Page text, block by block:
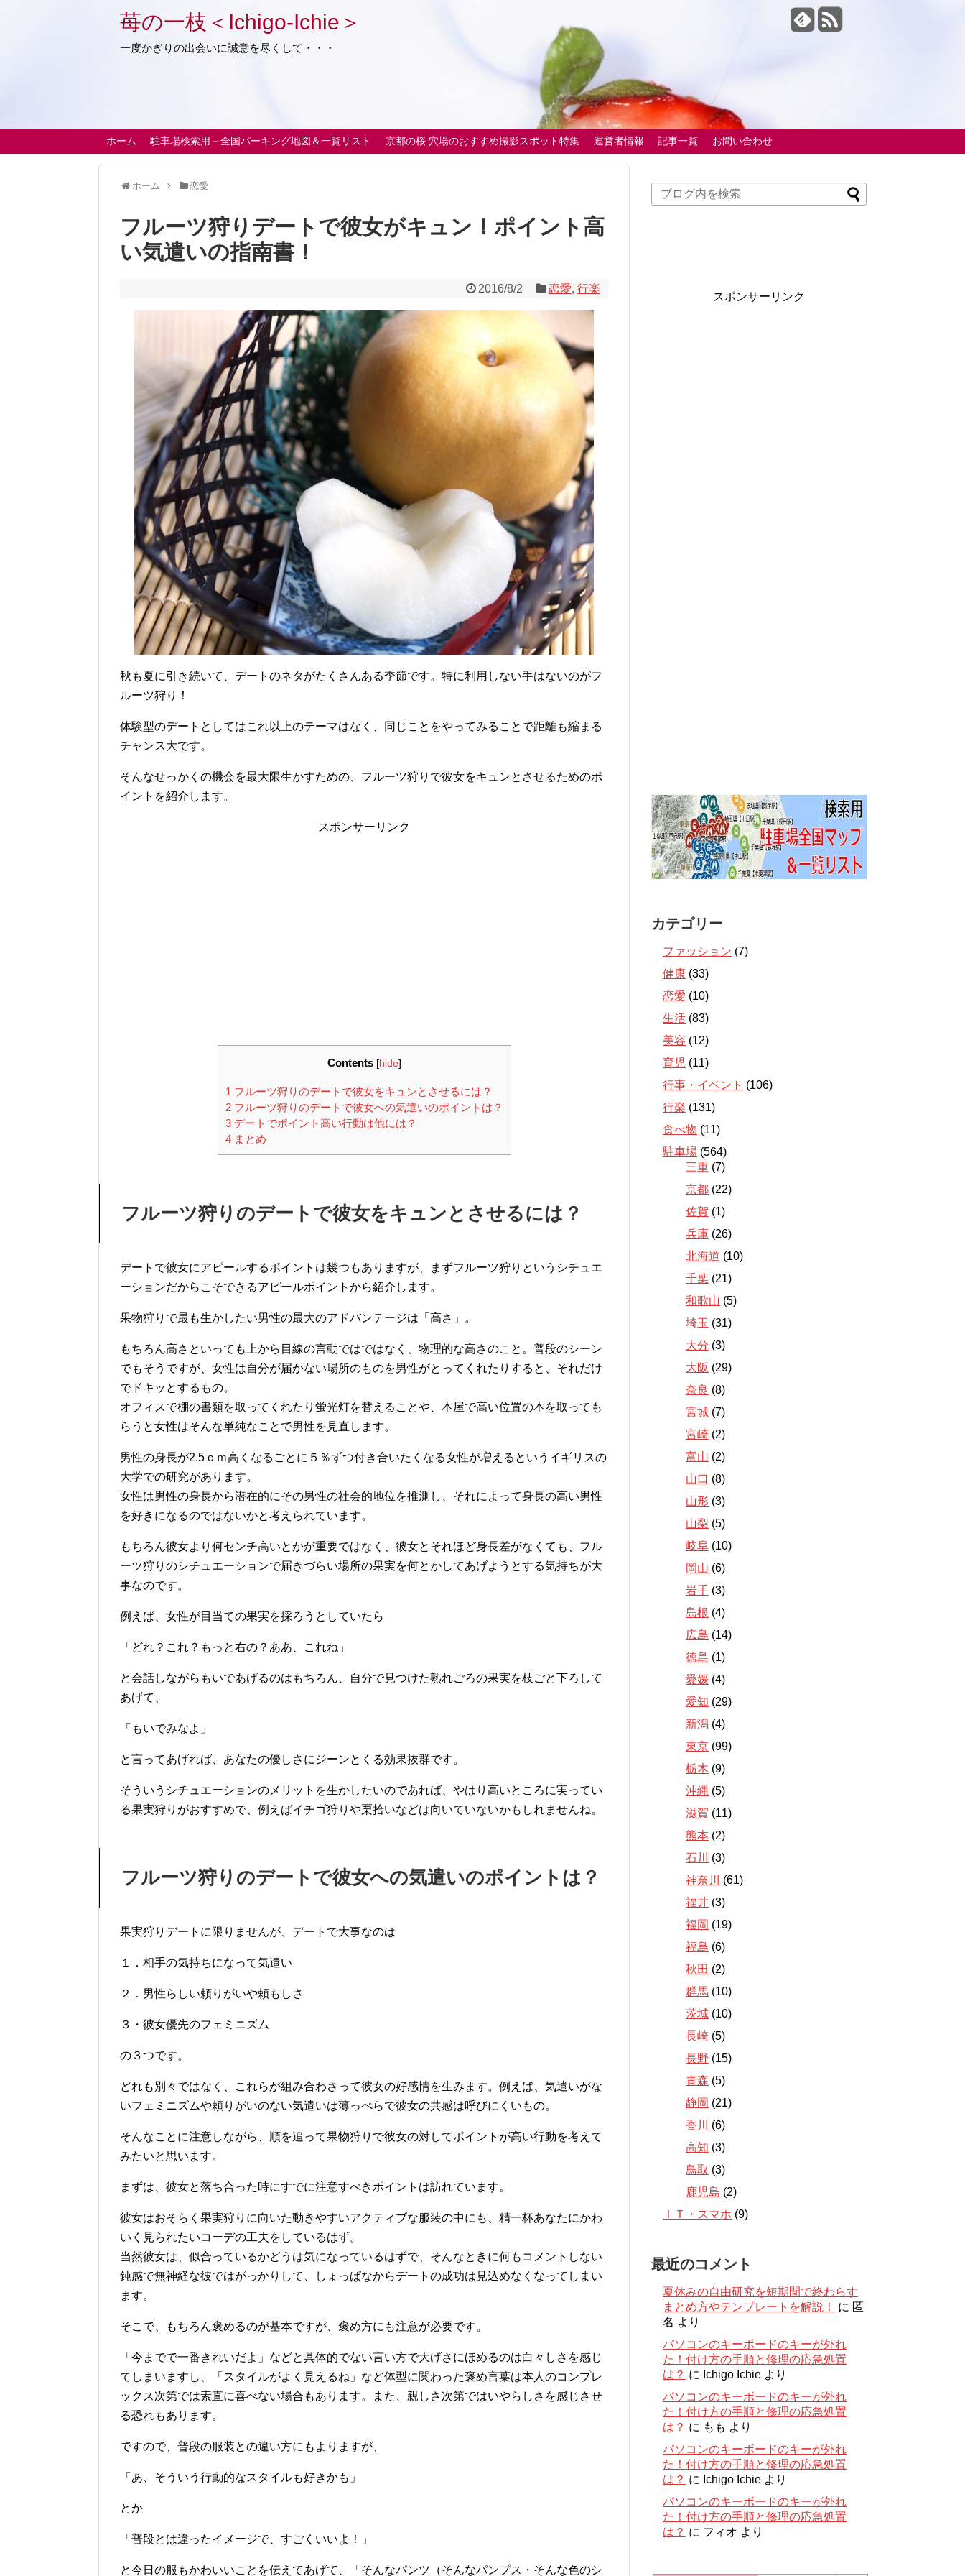
苺の一枝＜Ichigo-Ichie＞
一度かぎりの出会いに誠意を尽くして・・・
ホーム 駐車場検索用－全国パーキング地図＆一覧リスト 京都の桜 穴場のおすすめ撮影スポット特集 運営者情報 記事一覧 お問い合わせ
ホーム 恋愛
フルーツ狩りデートで彼女がキュン！ポイント高
い気遣いの指南書！
2016/8/2 恋愛, 行楽
秋も夏に引き続いて、デートのネタがたくさんある季節です。特に利用しない手はないのがフ
ルーツ狩り！
体験型のデートとしてはこれ以上のテーマはなく、同じことをやってみることで距離も縮まる
チャンス大です。
そんなせっかくの機会を最大限生かすための、フルーツ狩りで彼女をキュンとさせるためのポ
イントを紹介します。
スポンサーリンク
Contents [hide]
1 フルーツ狩りのデートで彼女をキュンとさせるには？
2フルーツ狩りのデートで彼女への気遣いのポイントは？
3デートでポイント高い行動は他には？
4まとめ
フルーツ狩りのデートで彼女をキュンとさせるには？
デートで彼女にアピールするポイントは幾つもありますが、まずフルーツ狩りというシチュエ
ーションだからこそできるアピールポイントから紹介します。
果物狩りで最も生かしたい男性の最大のアドバンテージは「高さ」。
もちろん高さといっても上から目線の言動ではではなく、物理的な高さのこと。普段のシーン
でもそうですが、女性は自分が届かない場所のものを男性がとってくれたりすると、それだけ
でドキッとするもの。
オフィスで棚の書類を取ってくれたり蛍光灯を替えることや、本屋で高い位置の本を取っても
らうと女性はそんな単純なことで男性を見直します。
男性の身長が2.5ｃｍ高くなるごとに５％ずつ付き合いたくなる女性が増えるというイギリスの
大学での研究があります。
女性は男性の身長から潜在的にその男性の社会的地位を推測し、それによって身長の高い男性
を好きになるのではないかと考えられています。
もちろん彼女より何センチ高いとかが重要ではなく、彼女とそれほど身長差がなくても、フル
ーツ狩りのシチュエーションで届きづらい場所の果実を何とかしてあげようとする気持ちが大
事なのです。
例えば、女性が目当ての果実を採ろうとしていたら
「どれ？これ？もっと右の？ああ、これね」
と会話しながらもいであげるのはもちろん、自分で見つけた熟れごろの果実を枝ごと下ろして
あげて、
「もいでみなよ」
と言ってあげれば、あなたの優しさにジーンとくる効果抜群です。
そういうシチュエーションのメリットを生かしたいのであれば、やはり高いところに実ってい
る果実狩りがおすすめで、例えばイチゴ狩りや栗拾いなどは向いていないかもしれませんね。
フルーツ狩りのデートで彼女への気遣いのポイントは？
果実狩りデートに限りませんが、デートで大事なのは
１．相手の気持ちになって気遣い
２．男性らしい頼りがいや頼もしさ
３・彼女優先のフェミニズム
の３つです。
どれも別々ではなく、これらが組み合わさって彼女の好感情を生みます。例えば、気遣いがな
いフェミニズムや頼りがいのない気遣いは薄っぺらで彼女の共感は呼びにくいもの。
そんなことに注意しながら、順を追って果物狩りで彼女の対してポイントが高い行動を考えて
みたいと思います。
まずは、彼女と落ち合った時にすでに注意すべきポイントは訪れています。
彼女はおそらく果実狩りに向いた動きやすいアクティブな服装の中にも、精一杯あなたにかわ
いく見られたいコーデの工夫をしているはず。
当然彼女は、似合っているかどうは気になっているはずで、そんなときに何もコメントしない
鈍感で無神経な彼ではがっかりして、しょっぱなからデートの成功は見込めなくなってしまい
ます。
そこで、もちろん褒めるのが基本ですが、褒め方にも注意が必要です。
「今までで一番きれいだよ」などと具体的でない言い方で大げさにほめるのは白々しさを感じ
てしまいますし、「スタイルがよく見えるね」など体型に関わった褒め言葉は本人のコンプレ
ックス次第では素直に喜べない場合もあります。また、親しさ次第ではいやらしさを感じさせ
る恐れもあります。
ですので、普段の服装との違い方にもよりますが、
「あ、そういう行動的なスタイルも好きかも」
とか
「普段とは違ったイメージで、すごくいいよ！」
と今日の服もかわいいことを伝えてあげて、「そんなパンツ（そんなパンプス・そんな色のシ
スポンサーリンク
カテゴリー
ファッション (7)
健康 (33)
恋愛 (10)
生活 (83)
美容 (12)
育児 (11)
行事・イベント (106)
行楽 (131)
食べ物 (11)
駐車場 (564)
三重 (7)
京都 (22)
佐賀 (1)
兵庫 (26)
北海道 (10)
千葉 (21)
和歌山 (5)
埼玉 (31)
大分 (3)
大阪 (29)
奈良 (8)
宮城 (7)
宮崎 (2)
富山 (2)
山口 (8)
山形 (3)
山梨 (5)
岐阜 (10)
岡山 (6)
岩手 (3)
島根 (4)
広島 (14)
徳島 (1)
愛媛 (4)
愛知 (29)
新潟 (4)
東京 (99)
栃木 (9)
沖縄 (5)
滋賀 (11)
熊本 (2)
石川
(3)
神奈川
(61)
福井 (3)
福岡 (19)
福島 (6)
秋田 (2)
群馬 (10)
茨城 (10)
長崎 (5)
長野 (15)
青森 (5)
静岡 (21)
香川
(6)
高知 (3)
鳥取 (3)
鹿児島 (2)
ＩＴ・スマホ (9)
最近のコメント
夏休みの自由研究を短期間で終わらす
まとめ方やテンプレートを解説！
に 匿
名 より
パソコンのキーボードのキーが外れ
た！付け方の手順と修理の応急処置
は？ に Ichigo Ichie より
パソコンのキーボードのキーが外れ
た！付け方の手順と修理の応急処置
は？ に もも より
パソコンのキーボードのキーが外れ
た！付け方の手順と修理の応急処置
は？ に Ichigo Ichie より
パソコンのキーボードのキーが外れ
た！付け方の手順と修理の応急処置
は？ に フィオ より